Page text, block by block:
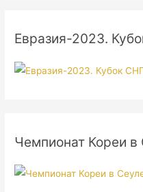
Евразия-2023.
Чемпионат Кореи в